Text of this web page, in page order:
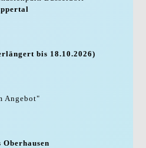
bis 18.10.2026)
Angebot"